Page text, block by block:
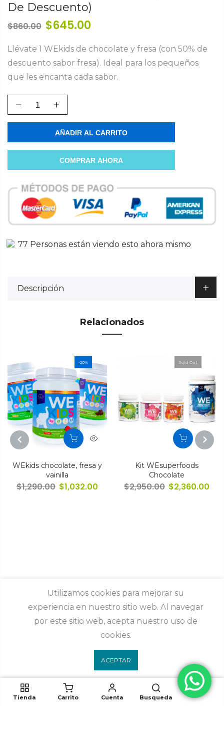
De Descuento)
$860.00 $645.00
Llévate 1 WEkids de chocolate y fresa (con 50% de
descuento sabor fresa). Ideal para los pequeños
que les encanta cada sabor.
AÑADIR AL CARRITO
COMPRAR AHORA
83 Personas están viendo esto ahora mismo
Descripción
Relacionados
-20%
WEkids chocolate, fresa y
vainilla
$1,290.00 $1,032.00
Sold Out
Kit WEsuperfoods
Chocolate
$2,950.00 $2,360.00
AÑADIR
Utilizamos cookies para mejorar su
experiencia en nuestro sitio web. Al navegar
por este sitio web, acepta nuestro uso de
cookies.
ACEPTAR
Tienda Carrito Cuenta Busqueda